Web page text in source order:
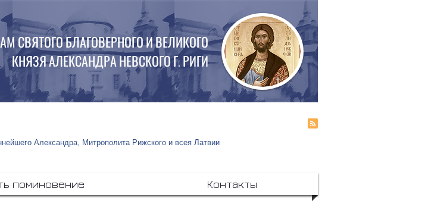
СВЯТОГО БЛАГОВЕРНОГО И ВЕЛИКОГО
КНЯЗЯ АЛЕКСАНДРА НЕВСКОГО Г. РИГИ
Александра, Митрополита Рижского и всея Латвии
поминовение Контакты